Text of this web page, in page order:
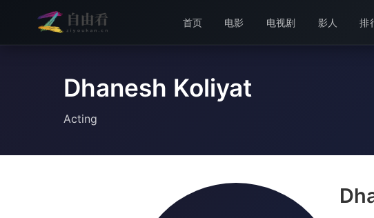
首页 电影 电视剧 影人 排
Dhanesh Koliyat
Acting